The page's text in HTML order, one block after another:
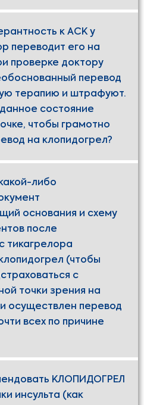
к АСК у
переводит его на
проверке доктору
перевод
терапию и штрафуют.
состояние
чтобы грамотно
на клопидогрел?
либо
основания и схему
после
тикагрелора
(чтобы
с
точки зрения на
осуществлен перевод
всех по причине
КЛОПИДОГРЕЛ
инсульта (как